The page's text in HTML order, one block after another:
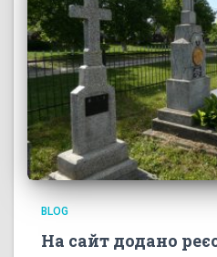
BLOG
На сайт додано